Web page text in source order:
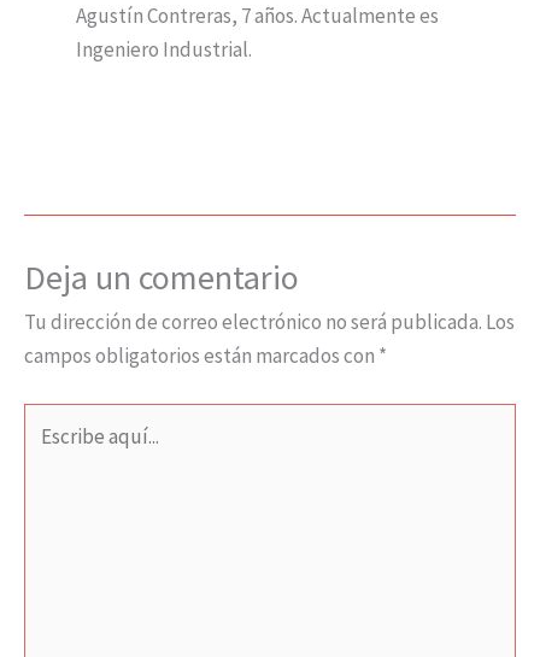
Agustín Contreras, 7 años. Actualmente es
Ingeniero Industrial.
Deja un comentario
Tu dirección de correo electrónico no será publicada. Los
campos obligatorios están marcados con *
aquí...